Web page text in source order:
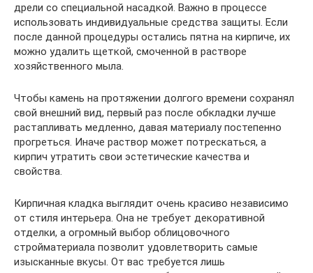
дрели со специальной насадкой. Важно в процессе
использовать индивидуальные средства защиты. Если
после данной процедуры остались пятна на кирпиче, их
можно удалить щеткой, смоченной в растворе
хозяйственного мыла.
Чтобы камень на протяжении долгого времени сохранял
свой внешний вид, первый раз после обкладки лучше
растапливать медленно, давая материалу постепенно
прогреться. Иначе раствор может потрескаться, а
кирпич утратить свои эстетические качества и
свойства.
Кирпичная кладка выглядит очень красиво независимо
от стиля интерьера. Она не требует декоративной
отделки, а огромный выбор облицовочного
стройматериала позволит удовлетворить самые
изысканные вкусы. От вас требуется лишь